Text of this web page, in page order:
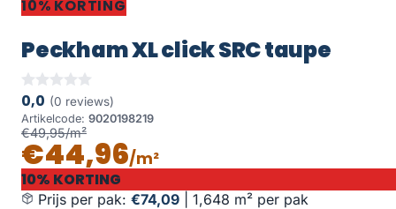
10% KORTING
Peckham XL click SRC taupe
0,0 (0 reviews)
Artikelcode: 9020198219
€49,95/m²
€44,96/m²
10% KORTING
Prijs per pak: €74,09
1,648 m² per pak